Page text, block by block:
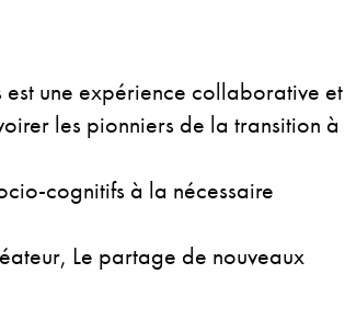
est une expérience collaborative et
les pionniers de la transition à
cognitifs à la nécessaire
Le partage de nouveaux